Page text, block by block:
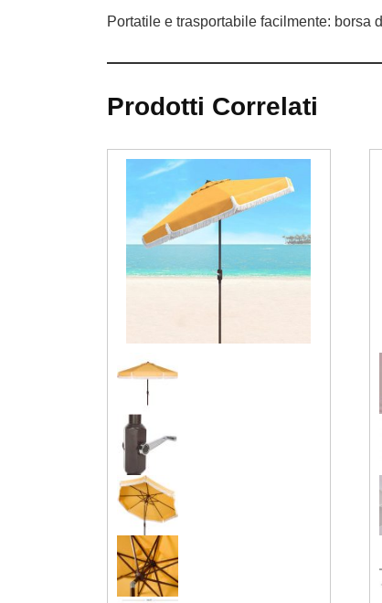
Portatile e trasportabile facilmente: borsa
Prodotti Correlati